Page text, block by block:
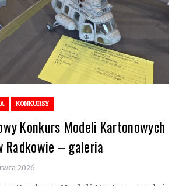
KONKURSY
Konkurs Modeli Kartonowych
Radkowie – galeria
2026